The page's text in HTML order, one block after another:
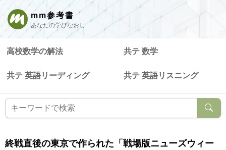
mm参考書
あなたの学びなおし
高校数学の解法 共テ 数学
共テ 英語リーディング 共テ 英語リスニング
終戦直後の東京で作られた「戦場版ニューズウィー